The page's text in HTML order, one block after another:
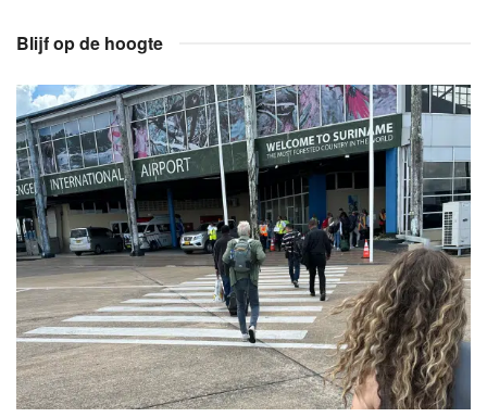
Blijf op de hoogte